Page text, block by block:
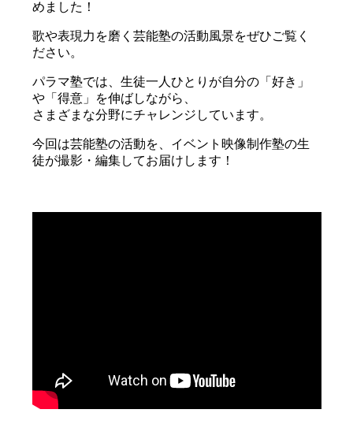
めました！
歌や表現力を磨く芸能塾の活動風景をぜひご覧く
ださい。
パラマ塾では、生徒一人ひとりが自分の「好き」
や「得意」を伸ばしながら、
さまざまな分野にチャレンジしています。
今回は芸能塾の活動を、イベント映像制作塾の生
徒が撮影・編集してお届けします！